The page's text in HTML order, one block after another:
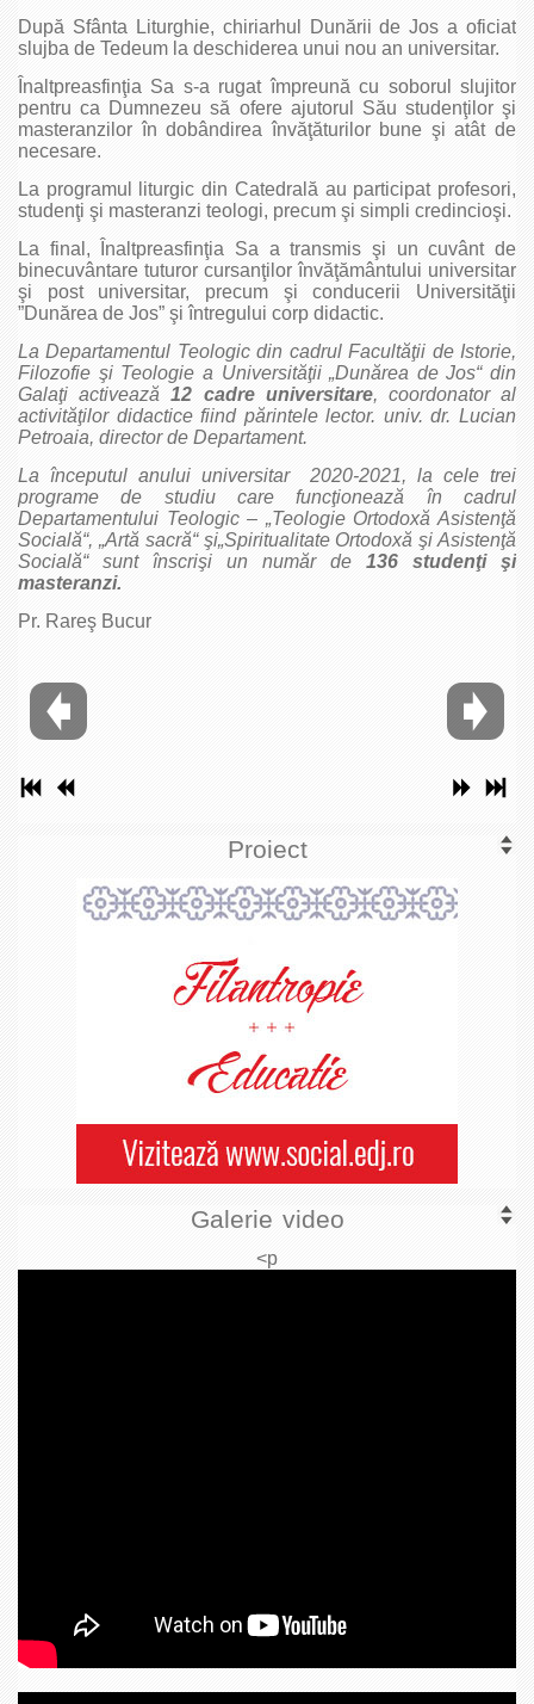
După Sfânta Liturghie, chiriarhul Dunării de Jos a oficiat
slujba de Tedeum la deschiderea unui nou an universitar.
Înaltpreasfinţia Sa s-a rugat împreună cu soborul slujitor
pentru ca Dumnezeu să ofere ajutorul Său studenţilor şi
masteranzilor în dobândirea învăţăturilor bune şi atât de
necesare.
La programul liturgic din Catedrală au participat profesori,
studenţi şi masteranzi teologi, precum şi simpli credincioşi.
La final, Înaltpreasfinţia Sa a transmis şi un cuvânt de
binecuvântare tuturor cursanţilor învăţământului universitar
şi post universitar, precum şi conducerii Universităţii
”Dunărea de Jos” şi întregului corp didactic.
La Departamentul Teologic din cadrul Facultăţii de Istorie,
Filozofie şi Teologie a Universităţii „Dunărea de Jos“ din
Galaţi activează12 cadre universitare, coordonator al
activităţilor didactice fiind părintele lector. univ. dr. Lucian
Petroaia, director de Departament.
La începutul anului universitar 2020-2021, la cele trei
programe de studiu care funcţionează în cadrul
Departamentului Teologic – „Teologie Ortodoxă Asistenţă
Socială“, „Artă sacră“ şi„Spiritualitate Ortodoxă şi Asistenţă
Socială“ sunt înscrişi un număr de 136 studenţi şi
masteranzi.
Pr. Rareş Bucur
Proiect
Galerie video
<p